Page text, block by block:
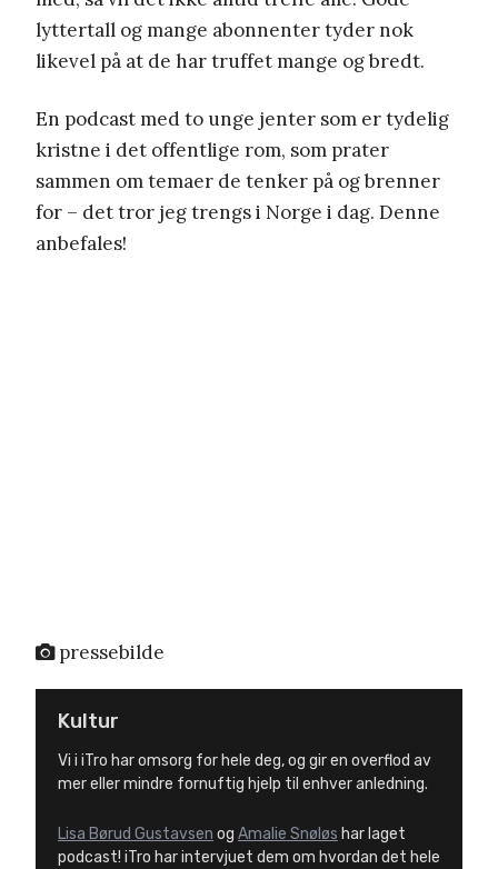
lyttertall og mange abonnenter tyder nok
likevel på at de har truffet mange og bredt.
En podcast med to unge jenter som er tydelig
kristne i det offentlige rom, som prater
sammen om temaer de tenker på og brenner
for – det tror jeg trengs i Norge i dag. Denne
anbefales!
pressebilde
Kultur
Vi i iTro har omsorg for hele deg, og gir en overflod av
mer eller mindre fornuftig hjelp til enhver anledning.
Lisa Børud Gustavsen og Amalie Snøløs har laget
podcast! iTro har intervjuet dem om hvordan det hele